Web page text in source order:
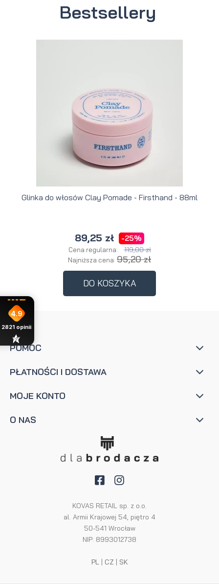
Bestsellery
Glinka do włosów Clay Pomade - Firsthand - 88ml
89,25 zł -25%
Cena regularna: 119,00 zł
Najniższa cena: 95,20 zł
DO KOSZYKA
POMOC
PŁATNOŚCI I DOSTAWA
MOJE KONTO
O NAS
KOVAS RETAIL sp. z o.o.
al. Armii Krajowej 54, piętro 4
50-541 Wrocław
NIP: 8993012738
PL | CZ | SK
4.9
2821 opinii